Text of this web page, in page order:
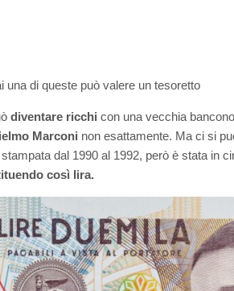
una di queste può valere un tesoretto
diventare ricchi con una vecchia
Marconi non esattamente. Ma ci si
dal 1990 al 1992, però è stata in
così lira.